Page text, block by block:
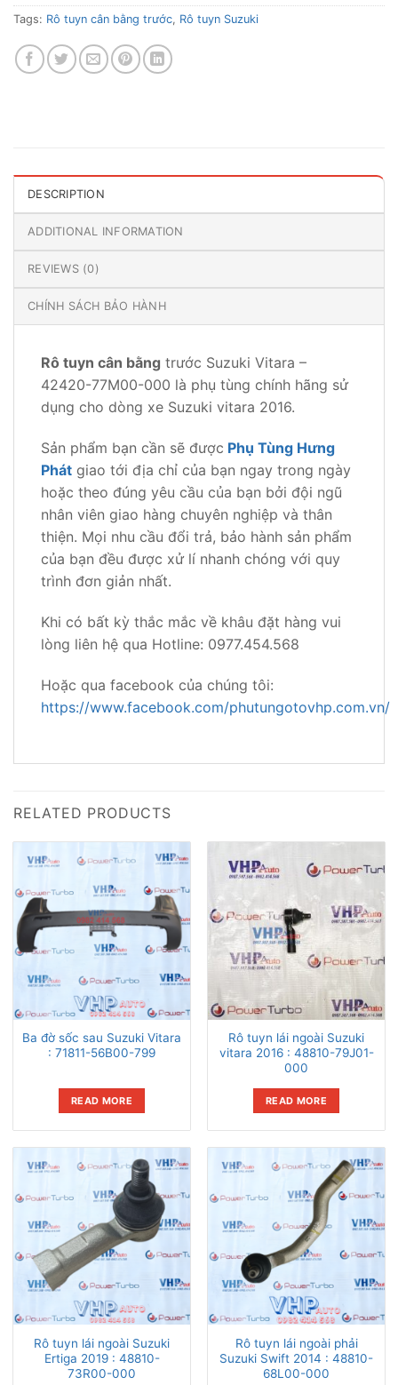
Tags: Rô tuyn cân bằng trước, Rô tuyn Suzuki
DESCRIPTION
ADDITIONAL INFORMATION
REVIEWS (0)
CHÍNH SÁCH BẢO HÀNH
Rô tuyn cân bằng trước Suzuki Vitara –
42420-77M00-000 là phụ tùng chính hãng sử
dụng cho dòng xe Suzuki vitara 2016.
Sản phẩm bạn cần sẽ được Phụ Tùng Hưng
Phát giao tới địa chỉ của bạn ngay trong ngày
hoặc theo đúng yêu cầu của bạn bởi đội ngũ
nhân viên giao hàng chuyên nghiệp và thân
thiện. Mọi nhu cầu đổi trả, bảo hành sản phẩm
của bạn đều được xử lí nhanh chóng với quy
trình đơn giản nhất.
Khi có bất kỳ thắc mắc về khâu đặt hàng vui
lòng liên hệ qua Hotline: 0977.454.568
Hoặc qua facebook của chúng tôi:
https://www.facebook.com/phutungotovhp.com.vn/
RELATED PRODUCTS
Ba đờ sốc sau Suzuki Vitara
: 71811-56B00-799
READ MORE
Rô tuyn lái ngoài Suzuki
vitara 2016 : 48810-79J01-
000
READ MORE
Rô tuyn lái ngoài Suzuki
Ertiga 2019 : 48810-
73R00-000
Rô tuyn lái ngoài phải
Suzuki Swift 2014 : 48810-
68L00-000